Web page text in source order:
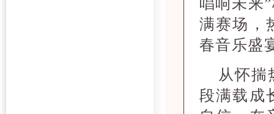
唱响未来
满赛场，
春音乐盛
从怀揣
段满载成